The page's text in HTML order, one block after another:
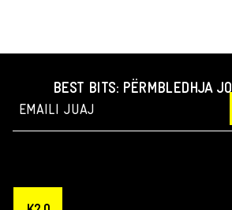
BEST BITS: PËRMBLEDHJA